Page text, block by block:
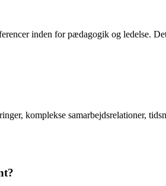
inden for pædagogik og ledelse.
komplekse samarbejdsrelationer,